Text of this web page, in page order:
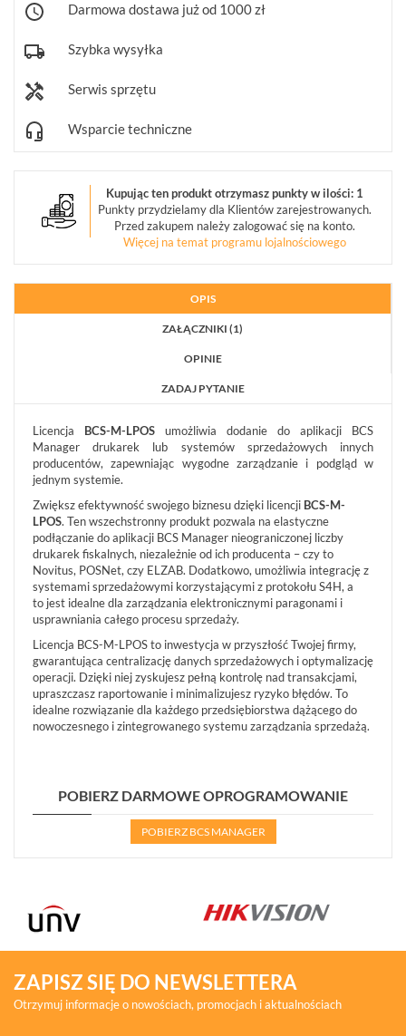
Darmowa dostawa już od 1000 zł
Szybka wysyłka
Serwis sprzętu
Wsparcie techniczne
Kupując ten produkt otrzymasz punkty w ilości: 1
Punkty przydzielamy dla Klientów zarejestrowanych.
Przed zakupem należy zalogować się na konto.
Więcej na temat programu lojalnościowego
OPIS
ZAŁĄCZNIKI (1)
OPINIE
ZADAJ PYTANIE
Licencja BCS-M-LPOS umożliwia dodanie do aplikacji BCS
Manager drukarek lub systemów sprzedażowych innych
producentów, zapewniając wygodne zarządzanie i podgląd w
jednym systemie.
Zwiększ efektywność swojego biznesu dzięki licencji BCS-M-
LPOS. Ten wszechstronny produkt pozwala na elastyczne
podłączanie do aplikacji BCS Manager nieograniczonej liczby
drukarek fiskalnych, niezależnie od ich producenta – czy to
Novitus, POSNet, czy ELZAB. Dodatkowo, umożliwia integrację z
systemami sprzedażowymi korzystającymi z protokołu S4H, a
to jest idealne dla zarządzania elektronicznymi paragonami i
usprawniania całego procesu sprzedaży.
Licencja BCS-M-LPOS to inwestycja w przyszłość Twojej firmy,
gwarantująca centralizację danych sprzedażowych i optymalizację
operacji. Dzięki niej zyskujesz pełną kontrolę nad transakcjami,
upraszczasz raportowanie i minimalizujesz ryzyko błędów. To
idealne rozwiązanie dla każdego przedsiębiorstwa dążącego do
nowoczesnego i zintegrowanego systemu zarządzania sprzedażą.
POBIERZ DARMOWE OPROGRAMOWANIE
POBIERZ BCS MANAGER
ZAPISZ SIĘ DO NEWSLETTERA
Otrzymuj informacje o nowościach, promocjach i aktualnościach